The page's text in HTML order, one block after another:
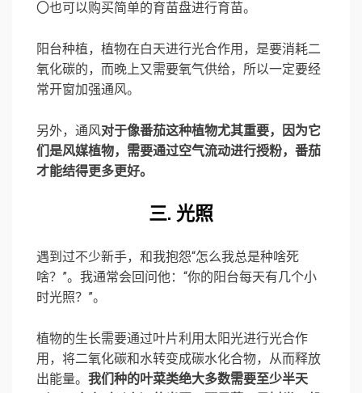
〇也可以购买简单的育苗盘进行育苗。
阳台种植，植物在白天进行光合作用，是要消耗二
氧化碳的，而晚上又需要氧气供给，所以一定要经
常开窗加强通风。
另外，通风对于像番茄这种植物尤其重要，因为它
们是风媒植物，需要通过空气流动进行授粉，番茄
才能结得更多更好。
三. 光照
遇到过不少新手，和我抱怨“怎么我总是种啥死
啥？”。我通常会回问他：“你的阳台每天有几个小
时光照？”。
植物的生长需要通过叶片利用太阳光进行光合作
用，将二氧化碳和水转变成碳水化合物，从而释放
出能量。 我们种的叶菜类绝大多数需要至少半天